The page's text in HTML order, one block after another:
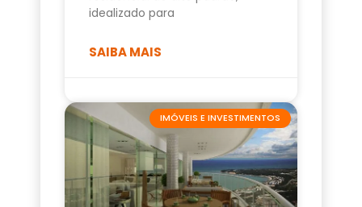
idealizado para
SAIBA MAIS
IMÓVEIS E INVESTIMENTOS